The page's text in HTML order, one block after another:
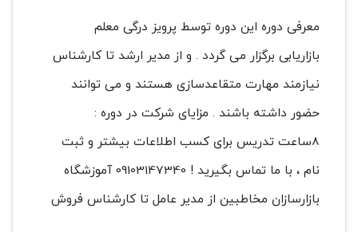
معرفی دوره این دوره توسط پرویز درگی معلم
بازاریابی برگزار می گردد . و از مدیر ارشد تا کارشناس
نیازمند مهارت متقاعدسازی هستند و می توانند
حضور داشته باشند . مزایای شرکت در دوره :
8ساعت تدریس برای کسب اطلاعات بیشتر و ثبت
نام ، با ما تماس بگیرید ! 09103147340 آموزشگاه
بازارسازان مخاطبین از مدیر عامل تا کارشناس فروش